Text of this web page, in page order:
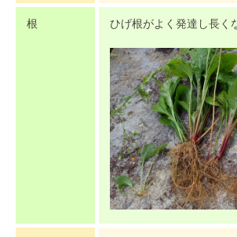
根 ひげ根がよく発達し長く